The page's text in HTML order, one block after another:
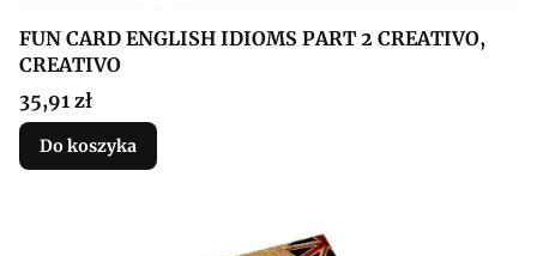
FUN CARD ENGLISH IDIOMS PART 2 CREATIVO,
CREATIVO
Cena
35,91 zł
Do koszyka